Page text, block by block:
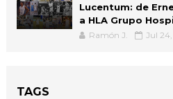
Lucentum: de
a HLA Grupo
Ramón J. Jul
TAGS